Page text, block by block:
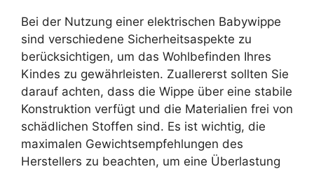
Bei der Nutzung einer elektrischen Babywippe
sind verschiedene Sicherheitsaspekte zu
berücksichtigen, um das Wohlbefinden Ihres
Kindes zu gewährleisten. Zuallererst sollten Sie
darauf achten, dass die Wippe über eine stabile
Konstruktion verfügt und die Materialien frei von
schädlichen Stoffen sind. Es ist wichtig, die
maximalen Gewichtsempfehlungen des
Herstellers zu beachten, um eine Überlastung